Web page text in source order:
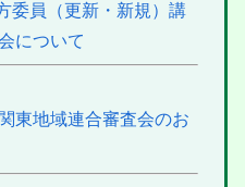
委員（更新・新規）講
について
東地域連合審査会のお